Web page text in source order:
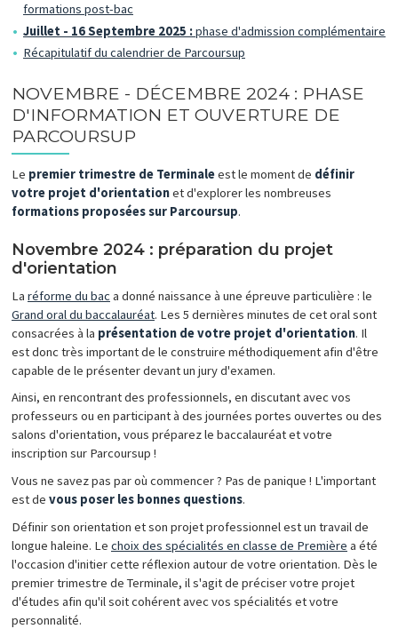
formations post-bac
Juillet - 16 Septembre 2025 :phase d'admission complémentaire
Récapitulatif du calendrier de Parcoursup
NOVEMBRE - DÉCEMBRE 2024 : PHASE
D'INFORMATION ET OUVERTURE DE
PARCOURSUP
Le premier trimestre de Terminaleest le moment de définir
votre projet d'orientationet d'explorer les nombreuses
formations proposées sur Parcoursup.
Novembre 2024 : préparation du projet
d'orientation
La réforme du bac a donné naissance à une épreuve particulière : le
Grand oral du baccalauréat. Les 5 dernières minutes de cet oral sont
consacrées à la présentation de votre projet d'orientation. Il
est donc très important de le construire méthodiquement afin d'être
capable de le présenter devant un jury d'examen.
Ainsi, en rencontrant des professionnels, en discutant avec vos
professeurs ou en participant à des journées portes ouvertes ou des
salons d'orientation, vous préparez le baccalauréat et votre
inscription sur Parcoursup !
Vous ne savez pas par où commencer ? Pas de panique ! L'important
est de vous poser les bonnes questions.
Définir son orientation et son projet professionnel est un travail de
longue haleine. Le choix des spécialités en classe de Première a été
l'occasion d'initier cette réflexion autour de votre orientation. Dès le
premier trimestre de Terminale, il s'agit de préciser votre projet
d'études afin qu'il soit cohérent avec vos spécialités et votre
personnalité.